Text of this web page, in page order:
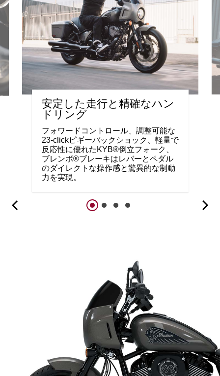
安定した走行と精確なハン
ドリング
フォワードコントロール、調整可能な
23-clickピギーバックショック、軽量で
反応性に優れたKYB®倒立フォーク、
ブレンボ®ブレーキはレバーとペダル
のダイレクトな操作感と驚異的な制動
力を実現。